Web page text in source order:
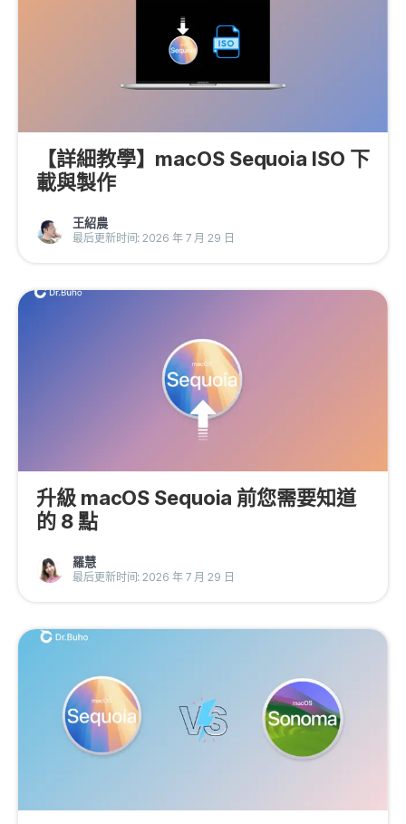
【詳細教學】macOS Sequoia ISO 下
載與製作
王紹農
最后更新时间: 2026 年 7 月 29 日
升級 macOS Sequoia 前您需要知道
的 8 點
羅慧
最后更新时间: 2026 年 7 月 29 日